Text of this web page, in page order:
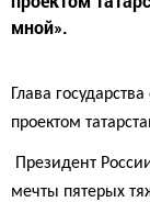
мной».
Глава
проектом
Президент
мечты пятерых